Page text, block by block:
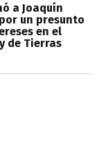
a Joaquín
un presunto
en el
de Tierras